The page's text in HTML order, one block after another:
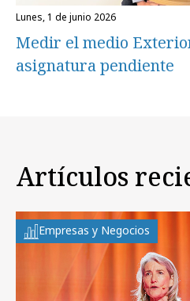
lunes, 1 de junio 2026
Medir el medio
asignatura pendiente
Artículos
Empresas y Negocios